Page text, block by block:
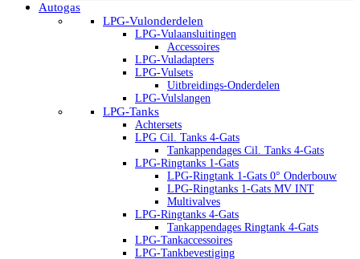
Autogas
LPG-Vulonderdelen
LPG-Vulaansluitingen
Accessoires
LPG-Vuladapters
LPG-Vulsets
Uitbreidings-Onderdelen
LPG-Vulslangen
LPG-Tanks
Achtersets
LPG Cil. Tanks 4-Gats
Tankappendages Cil. Tanks 4-Gats
LPG-Ringtanks 1-Gats
LPG-Ringtank 1-Gats 0° Onderbouw
LPG-Ringtanks 1-Gats MV INT
Multivalves
LPG-Ringtanks 4-Gats
Tankappendages Ringtank 4-Gats
LPG-Tankaccessoires
LPG-Tankbevestiging